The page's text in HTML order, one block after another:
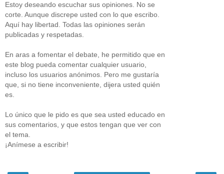
Estoy deseando escuchar sus opiniones. No se
corte. Aunque discrepe usted con lo que escribo.
Aquí hay libertad. Todas las opiniones serán
publicadas y respetadas.
En aras a fomentar el debate, he permitido que en
este blog pueda comentar cualquier usuario,
incluso los usuarios anónimos. Pero me gustaría
que, si no tiene inconveniente, dijera usted quién
es.
Lo único que le pido es que sea usted educado en
sus comentarios, y que estos tengan que ver con
el tema.
¡Anímese a escribir!